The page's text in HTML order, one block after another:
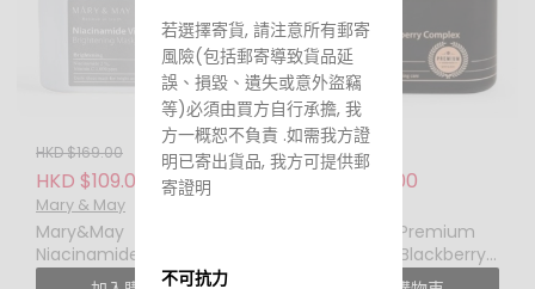
HKD $169.00
HKD $109.00
Mary & May
Mary&May
Niacinamide Vitamin C
Brightening Mask 煙酰
HKD $169.00
HKD $109.00
Mary&May Premium
Idebenone Blackberry
Complex Essence
若選擇寄貨, 請注意所有郵寄
風險(包括郵寄導致貨品延
誤、損毀、遺失或意外盜竊
等)必須由買方自行承擔, 我
方一概恕不負責 .如需我方證
明已寄出貨品, 我方可提供郵
寄證明
不可抗力